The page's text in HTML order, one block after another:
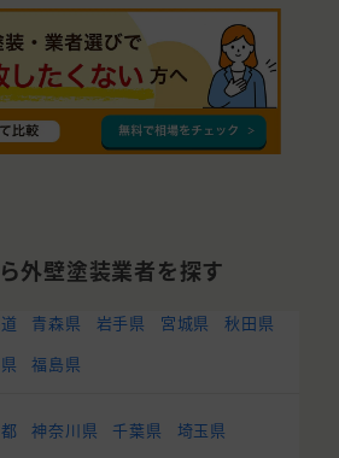
外壁塗装業者を探す
青森県 岩手県 宮城県
秋田県
福島県
神奈川県 千葉県
埼玉県